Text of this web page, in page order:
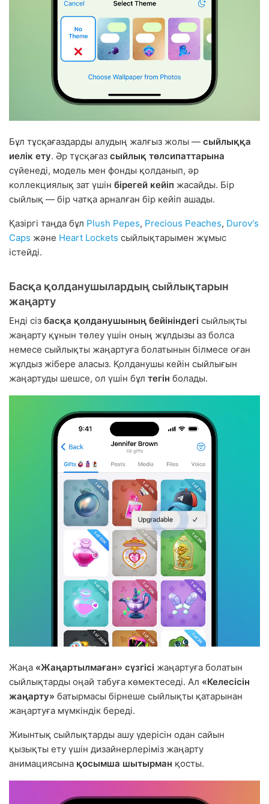
Бұл тұсқағаздарды алудың жалғыз жолы — сыйлыққа
иелік ету. Әр тұсқағаз сыйлық төлсипаттарына
сүйенеді, модель мен фонды қолданып, әр
коллекциялық зат үшін бірегей кейіп жасайды. Бір
сыйлық — бір чатқа арналған бір кейіп ашады.
Қазіргі таңда бұл Plush Pepes, Precious Peaches, Durov's
Caps және Heart Lockets сыйлықтарымен жұмыс
істейді.
Басқа қолданушылардың сыйлықтарын
жаңарту
Енді сіз басқа қолданушының бейініндегі сыйлықты
жаңарту құнын төлеу үшін оның жұлдызы аз болса
немесе сыйлықты жаңартуға болатынын білмесе оған
жұлдыз жібере аласыз. Қолданушы кейін сыйлығын
жаңартуды шешсе, ол үшін бұл тегін болады.
Жаңа «Жаңартылмаған» сүзгісі жаңартуға болатын
сыйлықтарды оңай табуға көмектеседі. Ал «Келесісін
жаңарту» батырмасы бірнеше сыйлықты қатарынан
жаңартуға мүмкіндік береді.
Жиынтық сыйлықтарды ашу үдерісін одан сайын
қызықты ету үшін дизайнерлеріміз жаңарту
анимациясына қосымша шытырман қосты.